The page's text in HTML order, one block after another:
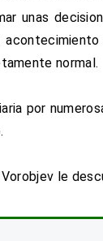
unas
normal.
por
Vorobjev le